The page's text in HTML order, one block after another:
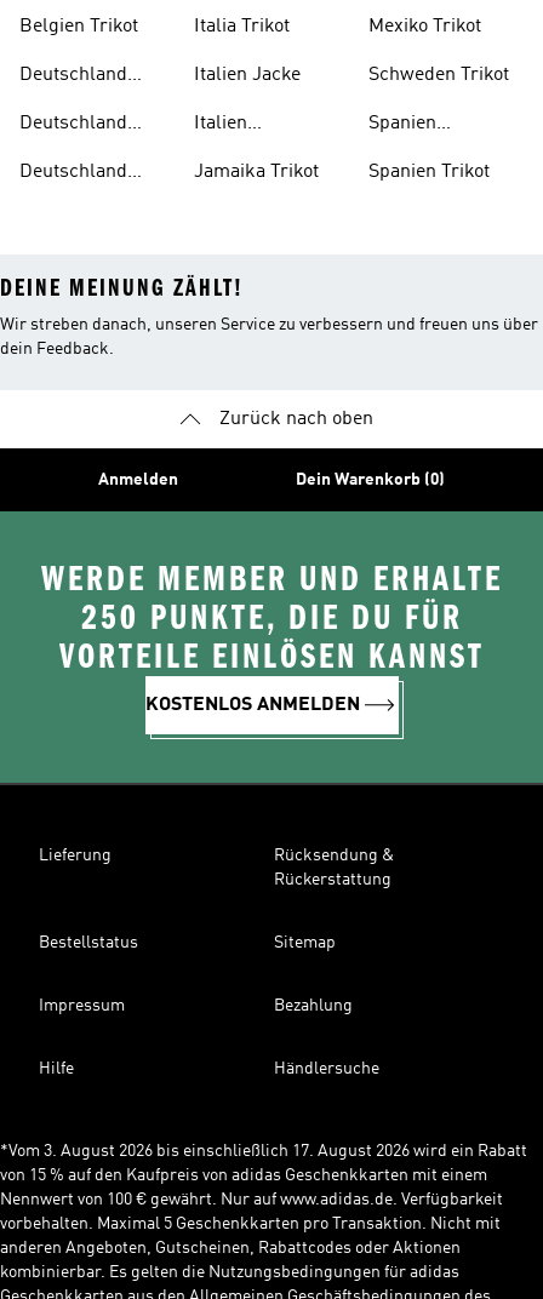
Belgien Trikot
Deutschland
Deutschland
Deutschland
Italia Trikot
Italien Jacke
Italien
Jamaika Trikot
Mexiko Trikot
Schweden Trikot
Spanien
Spanien Trikot
DEINE MEINUNG ZÄHLT!
Wir streben danach, unseren Service zu verbessern und freuen uns über
dein Feedback.
Zurück nach oben
Anmelden Dein Warenkorb (0)
WERDE MEMBER UND ERHALTE
250 PUNKTE, DIE DU FÜR
VORTEILE EINLÖSEN KANNST
KOSTENLOS ANMELDEN
Lieferung
Rücksendung &
Rückerstattung
Bestellstatus Sitemap
Impressum Bezahlung
Hilfe Händlersuche
*Vom 3. August 2026 bis einschließlich 17. August 2026 wird ein Rabatt
von 15 % auf den Kaufpreis von adidas Geschenkkarten mit einem
Nennwert von 100 € gewährt. Nur auf www.adidas.de. Verfügbarkeit
vorbehalten. Maximal 5 Geschenkkarten pro Transaktion. Nicht mit
anderen Angeboten, Gutscheinen, Rabattcodes oder Aktionen
kombinierbar. Es gelten die Nutzungsbedingungen für adidas